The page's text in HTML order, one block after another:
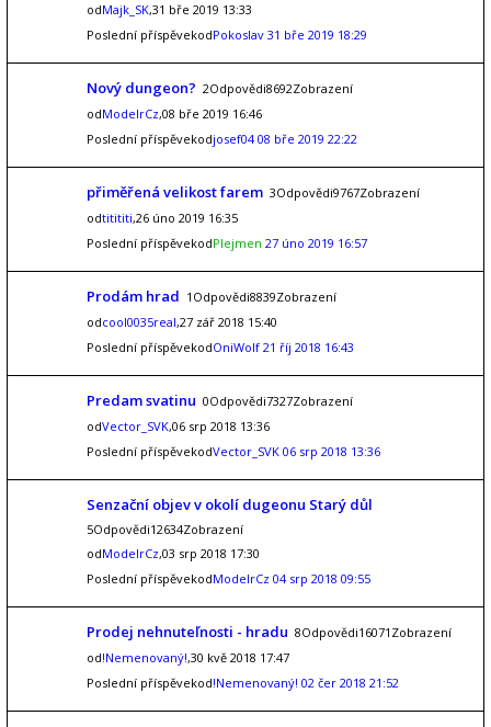
odMajk_SK,31 bře 2019 13:33
Poslední příspěvekodPokoslav 31 bře 2019 18:29
Nový dungeon? 2Odpovědi8692Zobrazení
odModelrCz,08 bře 2019 16:46
Poslední příspěvekodjosef04 08 bře 2019 22:22
přiměřená velikost farem 3Odpovědi9767Zobrazení
odtitititi,26 úno 2019 16:35
Poslední příspěvekodPlejmen 27 úno 2019 16:57
Prodám hrad 1Odpovědi8839Zobrazení
odcool0035real,27 zář 2018 15:40
Poslední příspěvekodOniWolf 21 říj 2018 16:43
Predam svatinu 0Odpovědi7327Zobrazení
odVector_SVK,06 srp 2018 13:36
Poslední příspěvekodVector_SVK 06 srp 2018 13:36
Senzační objev v okolí dugeonu Starý důl
5Odpovědi12634Zobrazení
odModelrCz,03 srp 2018 17:30
Poslední příspěvekodModelrCz 04 srp 2018 09:55
Prodej nehnuteľnosti - hradu 8Odpovědi16071Zobrazení
od!Nemenovaný!,30 kvě 2018 17:47
Poslední příspěvekod!Nemenovaný! 02 čer 2018 21:52